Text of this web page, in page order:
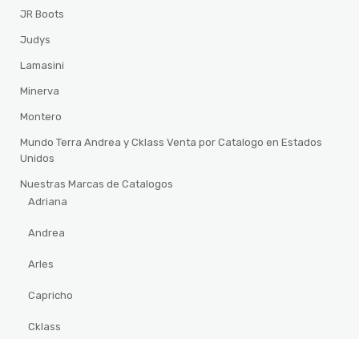
JR Boots
Judys
Lamasini
Minerva
Montero
Mundo Terra Andrea y Cklass Venta por Catalogo en Estados
Unidos
Nuestras Marcas de Catalogos
Adriana
Andrea
Arles
Capricho
Cklass